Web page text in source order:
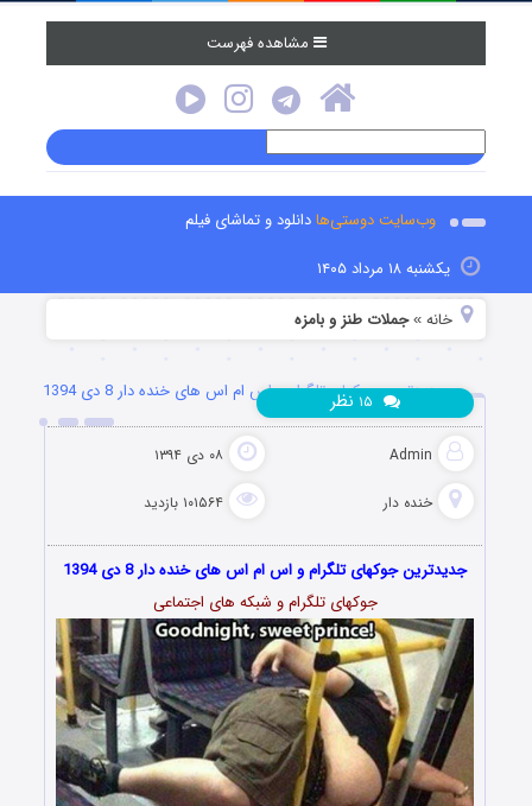
مشاهده فهرست
وب‌سایت دوستی‌هادانلود و تماشای فیلم
یکشنبه ۱۸ مرداد ۱۴۰۵
خانه »جملات طنز و بامزه
جدیدترین جوکهای تلگرام و اس ام اس های خنده دار 8 دی 1394
Admin ۰۸ دی ۱۳۹۴
خنده دار ۱۰۱۵۶۴ بازدید
نظر
جدیدترین جوکهای تلگرام و اس ام اس های خنده دار 8 دی 1394
جوکهای تلگرام و شبکه های اجتماعی